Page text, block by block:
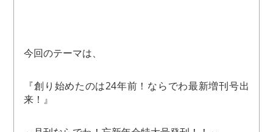
今回のテーマは、
『創り始めたのは24年前！ならでわ最新増刊号出
来！』